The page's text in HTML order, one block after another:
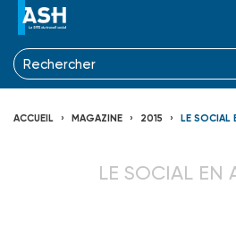
ACCUEIL MAGAZINE 2015 LE SOCIAL
LE SOCIAL EN